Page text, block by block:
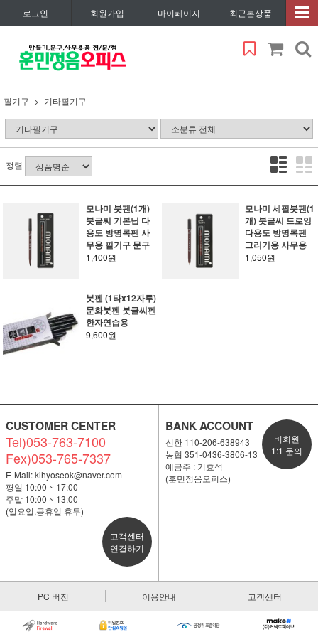
로그인 회원가입 마이페이지 최근본상품
필기구 기타필기구
정렬
모나미 붓펜(1개)
붓글씨 기본닙 다
용도 방명록펜 사
무용 필기구 문구
1,400원
모나미 세필붓펜(1
개) 붓글씨 드로잉
다용도 방명록펜
그리기용 사무용
1,050원
붓펜 (1타x12자루)
문화붓펜 붓글씨펜
한자연습용
9,600원
CUSTOMER CENTER
Tel)053-763-7100
Fex)053-765-7337
E-Mail:kihyoseok@naver.com
평일 10:00 ~ 17:00
주말 10:00 ~ 13:00
(일요일,공휴일 휴무)
고객센터
연결하기
BANK ACCOUNT
신한 110-206-638943
농협 351-0436-3806-13
예금주 : 기효석
(훈민정음오피스)
비회원
1:1 문의
PC 버전 이용안내 고객센터